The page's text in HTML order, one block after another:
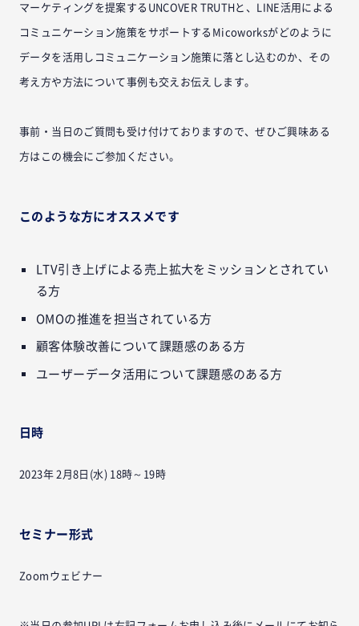
マーケティングを提案するUNCOVER TRUTHと、LINE活用による
コミュニケーション施策をサポートするMicoworksがどのように
データを活用しコミュニケーション施策に落とし込むのか、その
考え方や方法について事例も交えお伝えします。
事前・当日のご質問も受け付けておりますので、ぜひご興味ある
方はこの機会にご参加ください。
このような方にオススメです
LTV引き上げによる売上拡大をミッションとされてい
る方
OMOの推進を担当されている方
顧客体験改善について課題感のある方
ユーザーデータ活用について課題感のある方
日時
2023年 2月8日(水) 18時～19時
セミナー形式
Zoomウェビナー